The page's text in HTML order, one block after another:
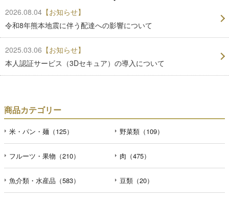
2026.08.04 【お知らせ】
令和8年熊本地震に伴う配達への影響について
2025.03.06 【お知らせ】
本人認証サービス（3Dセキュア）の導入について
商品カテゴリー
米・パン・麺（125） 野菜類（109）
フルーツ・果物（210） 肉（475）
魚介類・水産品（583） 豆類（20）